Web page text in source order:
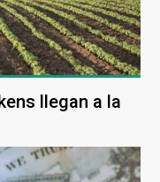
llegan a la